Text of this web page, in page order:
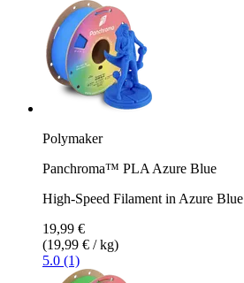
Polymaker
Panchroma™ PLA Azure Blue
High-Speed Filament in Azure Blue
19,99 €
(19,99 € / kg)
5.0 (1)